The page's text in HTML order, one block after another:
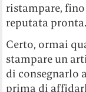
ristampare,
reputata pronta.
Certo, ormai
stampare un
di consegnarlo
prima di